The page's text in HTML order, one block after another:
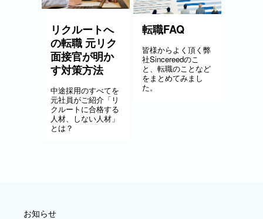
リクルートへ
の転職 元リク
面接官が明か
す対策方法
中途採用のすべてを
元社員がご紹介「リ
クルートに合格する
人材、しない人材」
とは？
転職FAQ
皆様からよく頂く弊
社Sincereedのこ
と、転職のことなど
をまとめてみまし
た。
お知らせ